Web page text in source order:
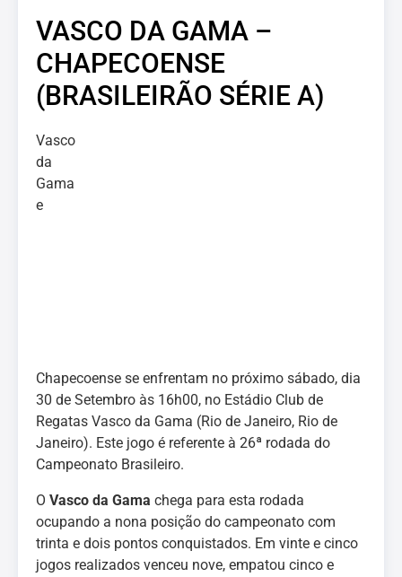
VASCO DA GAMA –
CHAPECOENSE
(BRASILEIRÃO SÉRIE A)
Vasco
da
Gama
e
Chapecoense se enfrentam no próximo sábado, dia
30 de Setembro às 16h00, no Estádio Club de
Regatas Vasco da Gama (Rio de Janeiro, Rio de
Janeiro). Este jogo é referente à 26ª rodada do
Campeonato Brasileiro.
O Vasco da Gama chega para esta rodada
ocupando a nona posição do campeonato com
trinta e dois pontos conquistados. Em vinte e cinco
jogos realizados venceu nove, empatou cinco e